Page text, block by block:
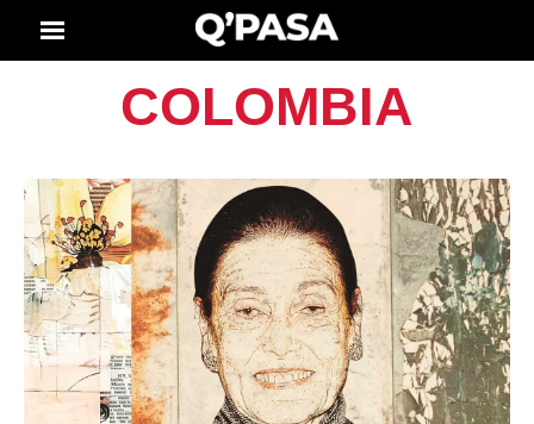
COLOMBIA